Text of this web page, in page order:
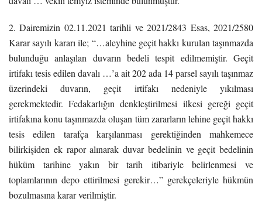
2. Dairemizin 02.11.2021 tarihli ve 2021/2843 Esas, 2021/2580
Karar sayılı kararı ile; “…aleyhine geçit hakkı kurulan taşınmazda
bulunduğu anlaşılan duvarın bedeli tespit edilmemiştir. Geçit
irtifakı tesis edilen davalı …’a ait 202 ada 14 parsel sayılı taşınmaz
üzerindeki duvarın, geçit irtifakı nedeniyle yıkılması
gerekmektedir. Fedakarlığın denkleştirilmesi ilkesi gereği geçit
irtifakına konu taşınmazda oluşan tüm zararların lehine geçit hakkı
tesis edilen tarafça karşılanması gerektiğinden mahkemece
bilirkişiden ek rapor alınarak duvar bedelinin ve geçit bedelinin
hüküm tarihine yakın bir tarih itibariyle belirlenmesi ve
toplamlarının depo ettirilmesi gerekir…” gerekçeleriyle hükmün
bozulmasına karar verilmiştir.